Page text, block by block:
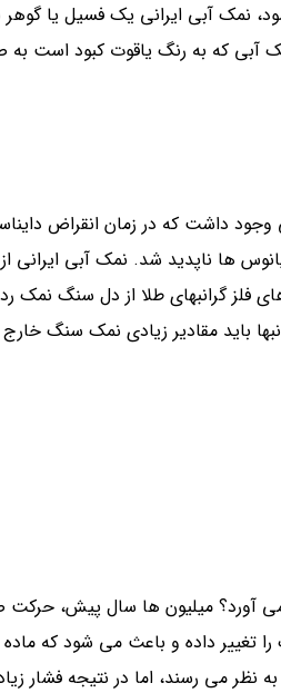
نمک آبی ایرانی یک فسیل یا
آبی که به رنگ یاقوت کبود است به
داشت که در زمان انقراض
ها ناپدید شد. نمک آبی ایرانی
فلز گرانبهای طلا از دل سنگ
باید مقادیر زیادی نمک سنگ
آورد؟ میلیون ها سال پیش،
تغییر داده و باعث می شود که
نظر می رسند، اما در نتیجه فشار